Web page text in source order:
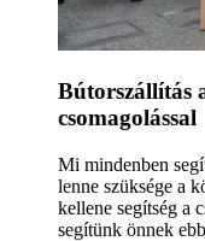
Bútorszállítás
csomagolással
Mi mindenben
lenne szüksége a
kellene segítség a
segítünk önnek